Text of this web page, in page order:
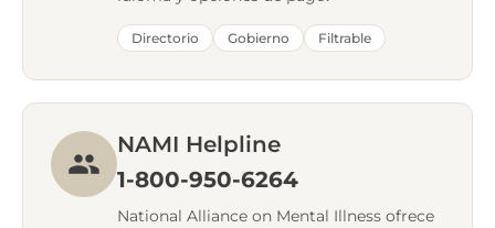
Directorio Gobierno Filtrable
NAMI Helpline
1-800-950-6264
National Alliance on Mental Illness ofrece